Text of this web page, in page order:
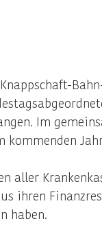
Im
Jahr
aller
ihren
haben.